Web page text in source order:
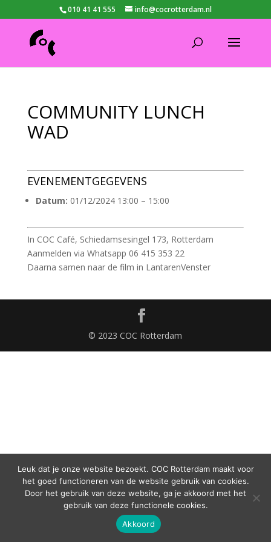
010 41 41 555 info@cocrotterdam.nl
COMMUNITY LUNCH
WAD
EVENEMENTGEGEVENS
Datum: 01/12/2024 13:00 – 15:00
In COC Café, Schiedamsesingel 173, Rotterdam
Aanmelden via Whatsapp 06 415 353 22
Daarna samen naar de film in LantarenVenster
© 2023 COC Rotterdam
Leuk dat je onze website bezoekt. COC Rotterdam maakt voor
het goed functioneren van de website gebruik van cookies.
Door het gebruik van deze website, ga je akkoord met het
gebruik van deze functionele cookies.
Akkoord